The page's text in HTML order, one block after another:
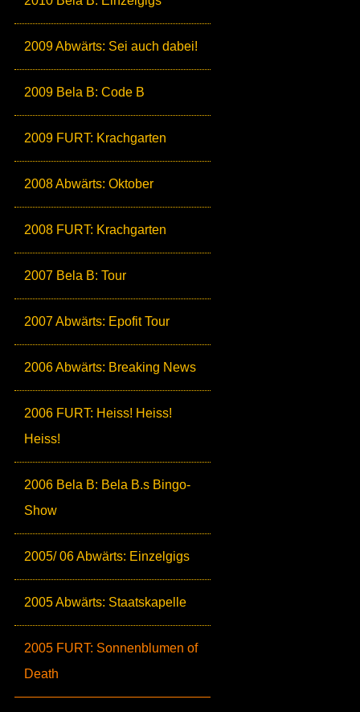
2009 Abwärts: Sei auch dabei!
2009 Bela B: Code B
2009 FURT: Krachgarten
2008 Abwärts: Oktober
2008 FURT: Krachgarten
2007 Bela B: Tour
2007 Abwärts: Epofit Tour
2006 Abwärts: Breaking News
2006 FURT: Heiss! Heiss!
Heiss!
2006 Bela B: Bela B.s Bingo-
Show
2005/ 06 Abwärts: Einzelgigs
2005 Abwärts: Staatskapelle
2005 FURT: Sonnenblumen of
Death